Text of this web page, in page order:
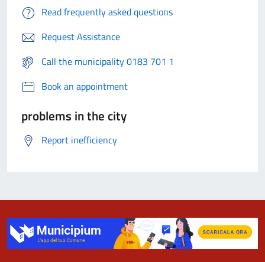
Read frequently asked questions
Request Assistance
Call the municipality 0183 701 1
Book an appointment
problems in the city
Report inefficiency